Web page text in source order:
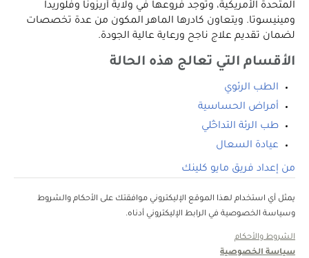
المتحدة الأمريكية، وتوجد فروعها في ولاية أريزونا وفلوريدا
ومينيسوتا. ويتعاون كادرها الماهر المكون من عدة تخصصات
لضمان تقديم علاج ناجح ورعاية عالية الجودة.
الأقسام التي تعالج هذه الحالة
الطب الرئوي
أمراض الحساسية
طب الرئة التداخُلي
عيادة السعال
من إعداد فريق مايو كلينك
يمثل أي استخدام لهذا الموقع الإليكتروني موافقتك على الأحكام والشروط
وسياسة الخصوصية في الرابط الإليكتروني أدناه.
الشروط والأحكام
سياسة الخصوصية